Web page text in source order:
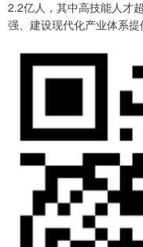
2.2亿人，其中高技能人才
强、建设现代化产业体系提